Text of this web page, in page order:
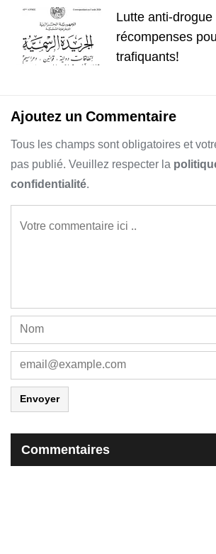
Lutte anti-
récompenses
trafiquants!
Ajoutez un Commentaire
Tous les champs sont obligatoires et
pas publié. Veuillez respecter la
confidentialité.
Envoyer
Commentaires